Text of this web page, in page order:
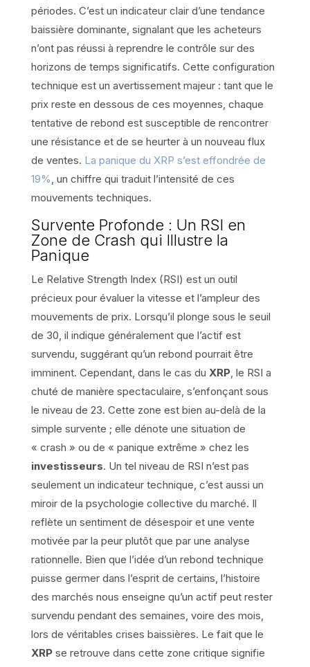
périodes. C’est un indicateur clair d’une tendance
baissière dominante, signalant que les acheteurs
n’ont pas réussi à reprendre le contrôle sur des
horizons de temps significatifs. Cette configuration
technique est un avertissement majeur : tant que le
prix reste en dessous de ces moyennes, chaque
tentative de rebond est susceptible de rencontrer
une résistance et de se heurter à un nouveau flux
de ventes. La panique du XRP s’est effondrée de
19%, un chiffre qui traduit l’intensité de ces
mouvements techniques.
Survente Profonde : Un RSI en
Zone de Crash qui Illustre la
Panique
Le Relative Strength Index (RSI) est un outil
précieux pour évaluer la vitesse et l’ampleur des
mouvements de prix. Lorsqu’il plonge sous le seuil
de 30, il indique généralement que l’actif est
survendu, suggérant qu’un rebond pourrait être
imminent. Cependant, dans le cas du XRP, le RSI a
chuté de manière spectaculaire, s’enfonçant sous
le niveau de 23. Cette zone est bien au-delà de la
simple survente ; elle dénote une situation de
« crash » ou de « panique extrême » chez les
investisseurs. Un tel niveau de RSI n’est pas
seulement un indicateur technique, c’est aussi un
miroir de la psychologie collective du marché. Il
reflète un sentiment de désespoir et une vente
motivée par la peur plutôt que par une analyse
rationnelle. Bien que l’idée d’un rebond technique
puisse germer dans l’esprit de certains, l’histoire
des marchés nous enseigne qu’un actif peut rester
survendu pendant des semaines, voire des mois,
lors de véritables crises baissières. Le fait que le
XRPse retrouve dans cette zone critique signifie